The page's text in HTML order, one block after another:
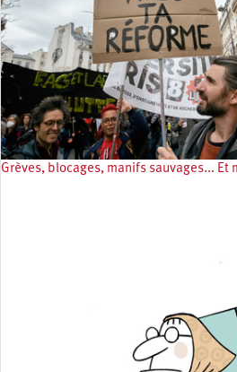
Grèves, blocages, manifs sauvages... Et